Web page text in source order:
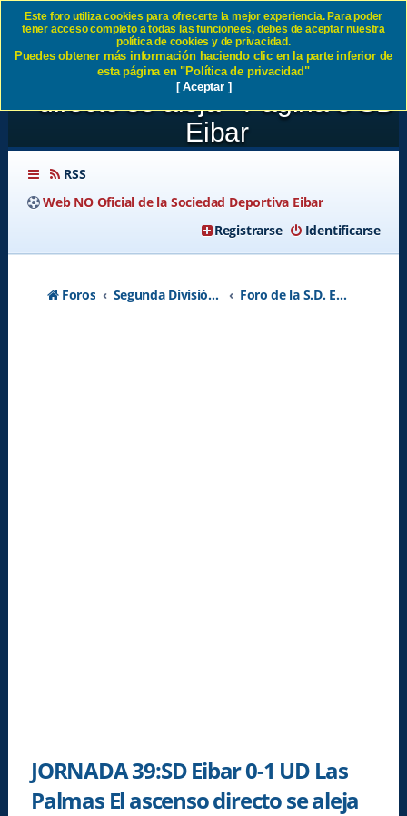
JORNADA 39:SD Eibar 0-1
UD Las Palmas El ascenso
directo se aleja - Página 8 SD
Eibar
RSS
Web NO Oficial de la Sociedad Deportiva Eibar
Identificarse
Registrarse
Foros Segunda División A - Temporada 2026-2027 Foro de la S.D. Eibar
JORNADA 39:SD Eibar 0-1 UD Las
Palmas El ascenso directo se aleja
Este foro utiliza cookies para ofrecerte la mejor experiencia. Para poder
tener acceso completo a todas las funcionees, debes de aceptar nuestra
política de cookies y de privacidad.
Puedes obtener más información haciendo clic en la parte inferior de
esta página en "Política de privacidad"
[ Aceptar ]